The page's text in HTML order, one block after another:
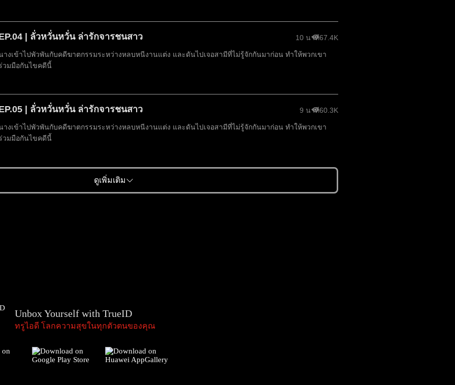
| ลั่วหวั่นหวั่น ล่ารักจารชนสาว 10 นาที67.4K
างเข้าไปพัวพันกับคดีฆาตกรรมระหว่างหลบหนีงานแต่ง และดันไปเจอสามีที่ไม่รู้จักกันมาก่อน ทำให้พวกเขา
วมมือกันไขคดีนี้
| ลั่วหวั่นหวั่น ล่ารักจารชนสาว 9 นาที60.3K
างเข้าไปพัวพันกับคดีฆาตกรรมระหว่างหลบหนีงานแต่ง และดันไปเจอสามีที่ไม่รู้จักกันมาก่อน ทำให้พวกเขา
วมมือกันไขคดีนี้
ดูเพิ่มเติม
Unbox Yourself with TrueID
ทรูไอดี โลกความสุขในทุกตัวตนของคุณ